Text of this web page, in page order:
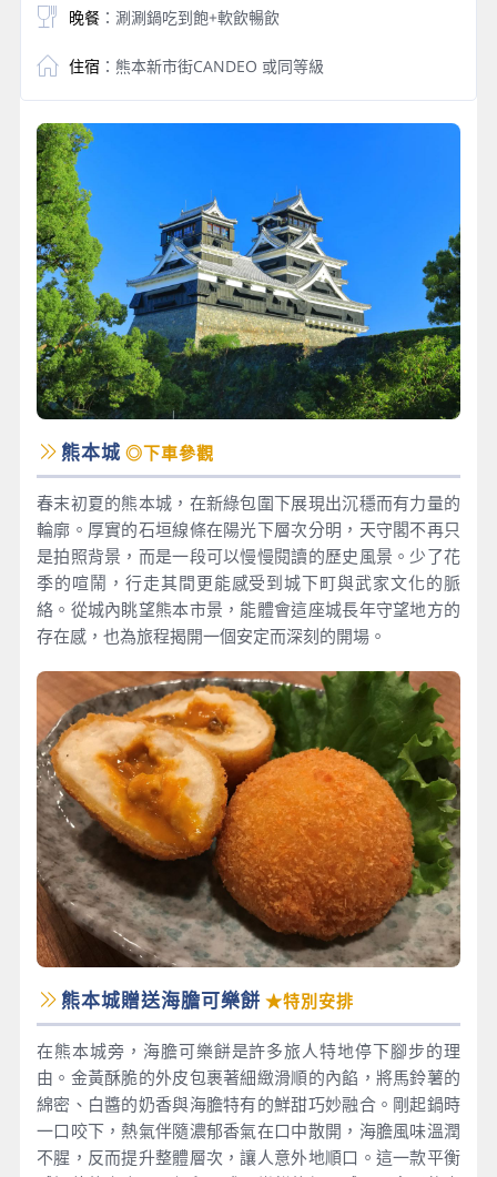
晚餐：涮涮鍋吃到飽+軟飲暢飲
住宿 ：熊本新市街CANDEO 或同等級
熊本城 ◎下車參觀
春末初夏的熊本城，在新綠包圍下展現出沉穩而有力量的
輪廓。厚實的石垣線條在陽光下層次分明，天守閣不再只
是拍照背景，而是一段可以慢慢閱讀的歷史風景。少了花
季的喧鬧，行走其間更能感受到城下町與武家文化的脈
絡。從城內眺望熊本市景，能體會這座城長年守望地方的
存在感，也為旅程揭開一個安定而深刻的開場。
熊本城贈送海膽可樂餅 ★特別安排
在熊本城旁，海膽可樂餅是許多旅人特地停下腳步的理
由。金黃酥脆的外皮包裹著細緻滑順的內餡，將馬鈴薯的
綿密、白醬的奶香與海膽特有的鮮甜巧妙融合。剛起鍋時
一口咬下，熱氣伴隨濃郁香氣在口中散開，海膽風味溫潤
不腥，反而提升整體層次，讓人意外地順口。這一款平衡